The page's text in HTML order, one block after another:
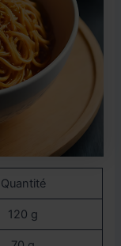
Quantité
120 g